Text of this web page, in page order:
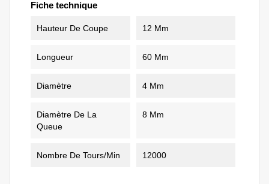
Fiche technique
Hauteur De Coupe 12 Mm
Longueur 60 Mm
Diamètre 4 Mm
Diamètre De La
Queue
8 Mm
Nombre De Tours/min 12000